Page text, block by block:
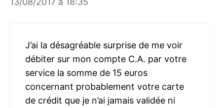
J’ai la désagréable surprise de me voir
débiter sur mon compte C.A. par votre
service la somme de 15 euros
concernant probablement votre carte
de crédit que je n’ai jamais validée ni